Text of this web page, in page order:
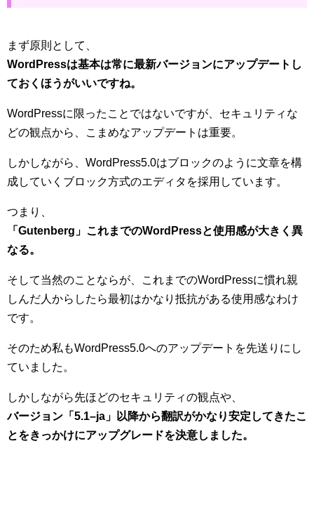
まず原則として、
WordPressは基本は常に最新バージョンにアップデートし
ておくほうがいいですね。
WordPressに限ったことではないですが、セキュリティな
どの観点から、こまめなアップデートは重要。
しかしながら、WordPress5.0はブロックのように文章を構
成していくブロック方式のエディタを採用しています。
つまり、
「Gutenberg」これまでのWordPressと使用感が大きく異
なる。
そして当然のことならが、これまでのWordPressに慣れ親
しんだ人からしたら最初はかなり抵抗がある使用感なわけ
です。
そのため私もWordPress5.0へのアップデートを先送りにし
ていました。
しかしながら先ほどのセキュリティの観点や、
バージョン「5.1–ja」以降から翻訳がかなり安定してきたこ
とをきっかけにアップグレードを決意しました。